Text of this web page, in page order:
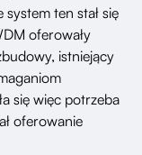
ten stał się
oferowały
istniejący
się więc potrzeba
oferowanie